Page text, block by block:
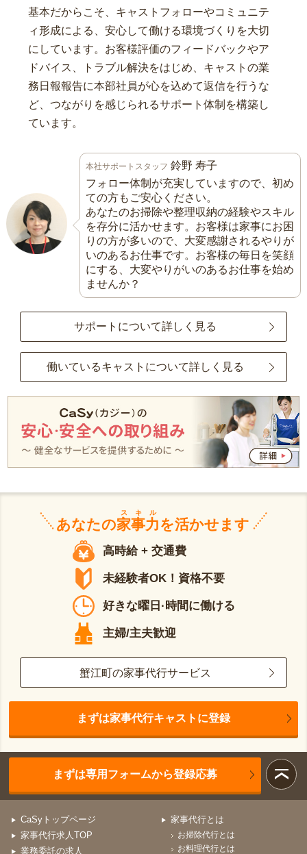
基本だからこそ、キャストフォローやコミュニテ
ィ形成による、安心して働ける環境づくりを大切
にしています。お客様評価のフィードバックやア
ドバイス、トラブル解決をはじめ、キャストの業
務日報報告に本部社員が心を込めて返信を行うな
ど、つながりを感じられるサポート体制を構築し
ています。
本社サポートスタッフ 鈴野 寿子
フォロー体制が充実していますので、初め
ての方もご安心ください。
あなたのお掃除や整理収納の経験やスキル
を存分に活かせます。お客様は家事にお困
りの方が多いので、大変感謝されるやりが
いのあるお仕事です。お客様の毎日を笑顔
にする、大変やりがいのあるお仕事を始め
ませんか？
サポートについて詳しく見る
働いているキャストについて詳しく見る
あなたの家事力
スキル
を活かせます
高時給 + 交通費
未経験者OK！資格不要
好きな曜日·時間に働ける
主婦/主夫歓迎
蟹江町の家事代行サービス
まずは家事代行キャストに登録
まずは専用フォームから登録応募
CaSyトップページ
家事代行求人TOP
業務委託の求人
家事代行とは
お掃除代行とは
お料理代行とは